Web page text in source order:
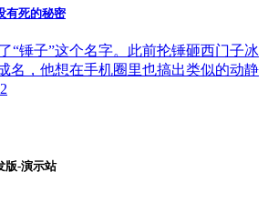
有死的秘密
“锤子”这个名字。此前抡锤砸西门子冰
名，他想在手机圈里也搞出类似的动静
版-演示站